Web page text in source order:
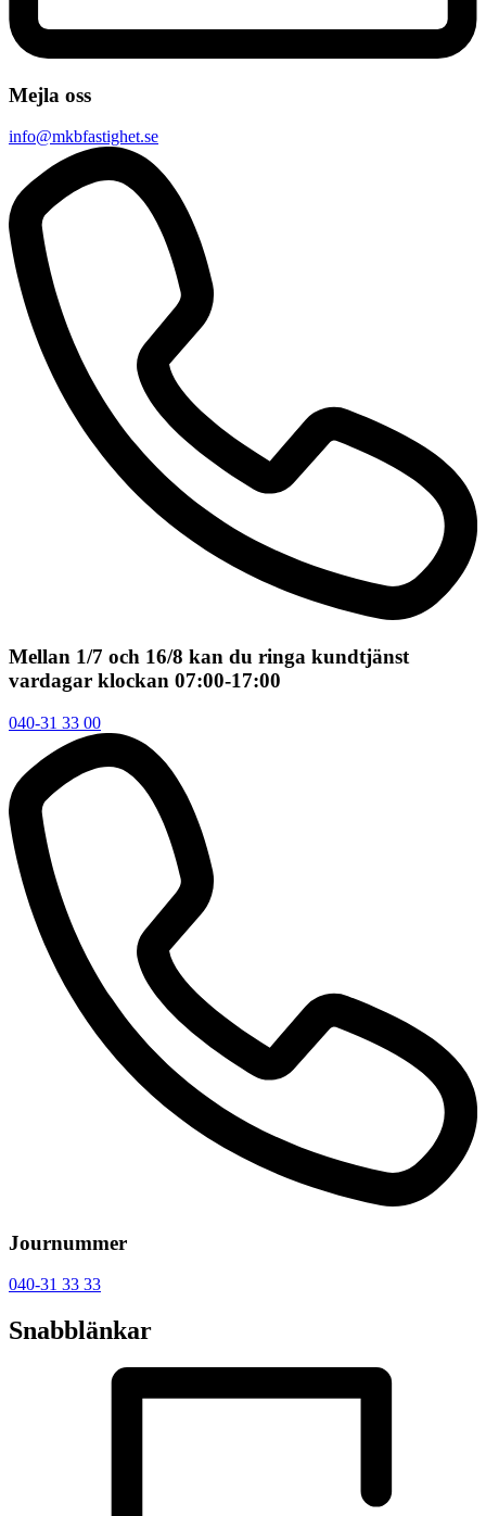
Mejla oss
info@mkbfastighet.se
Mellan 1/7 och 16/8 kan du ringa kundtjänst
vardagar klockan 07:00-17:00
040-31 33 00
Journummer
040-31 33 33
Snabblänkar